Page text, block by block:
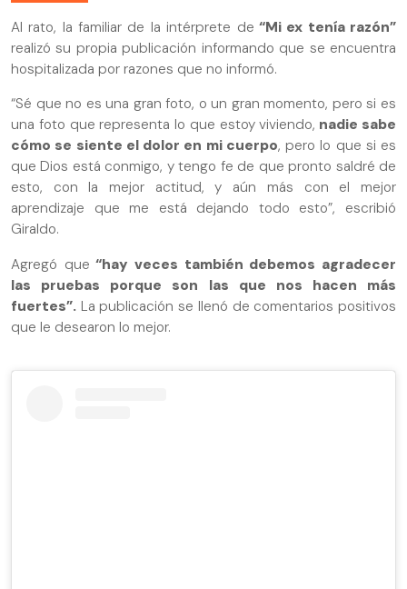
Al rato, la familiar de la intérprete de “Mi ex tenía razón”
realizó su propia publicación informando que se encuentra
hospitalizada por razones que no informó.
“Sé que no es una gran foto, o un gran momento, pero si es
una foto que representa lo que estoy viviendo, nadie sabe
cómo se siente el dolor en mi cuerpo, pero lo que si es
que Dios está conmigo, y tengo fe de que pronto saldré de
esto, con la mejor actitud, y aún más con el mejor
aprendizaje que me está dejando todo esto”, escribió
Giraldo.
Agregó que “hay veces también debemos agradecer
las pruebas porque son las que nos hacen más
fuertes”. La publicación se llenó de comentarios positivos
que le desearon lo mejor.